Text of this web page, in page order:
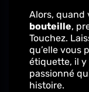
Alors, quand
bouteille,
Touchez.
qu’elle vous
étiquette, il y
passionné
histoire.